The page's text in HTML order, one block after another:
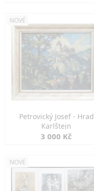
NOVÉ
Petrovický Josef - Hrad
Karlštejn
3 000 Kč
NOVÉ